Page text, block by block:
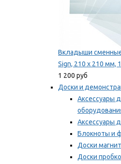
Вкладыши
Sign, 210 x 210 мм,
1 200 руб
Доски и
Аксессуары
Аксессуары
Блокноты и
Доски
Доски